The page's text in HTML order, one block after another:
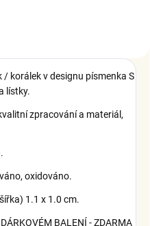
korálek v designu písmenka S
lístky.
zpracování a materiál,
oxidováno.
1.1 x 1.0 cm.
BALENÍ - ZDARMA